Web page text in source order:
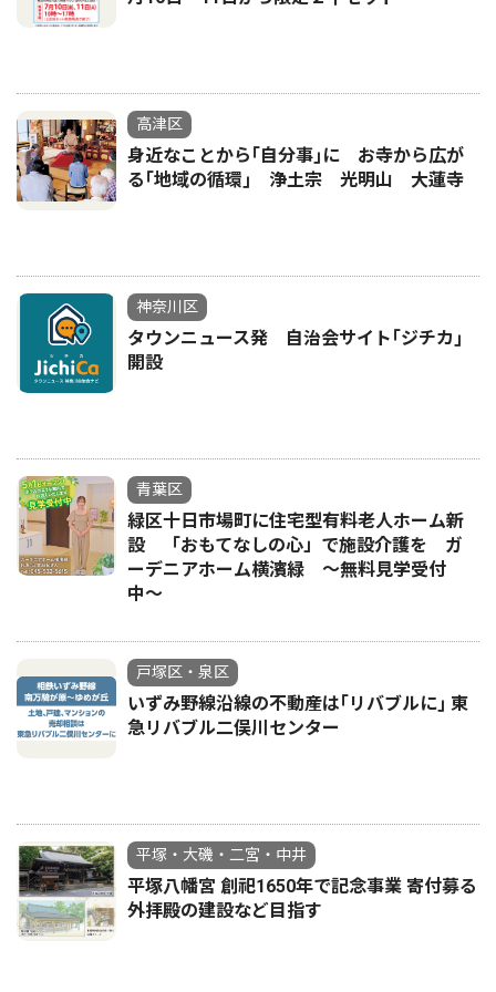
高津区
身近なことから｢自分事｣に お寺から広が
る｢地域の循環｣ 浄土宗 光明山 大蓮寺
神奈川区
タウンニュース発 自治会サイト｢ジチカ｣
開設
青葉区
緑区十日市場町に住宅型有料老人ホーム新
設 「おもてなしの心」で施設介護を ガ
ーデニアホーム横濱緑 〜無料見学受付
中〜
戸塚区・泉区
いずみ野線沿線の不動産は｢リバブルに｣ 東
急リバブル二俣川センター
平塚・大磯・二宮・中井
平塚八幡宮 創祀1650年で記念事業 寄付募る
外拝殿の建設など目指す